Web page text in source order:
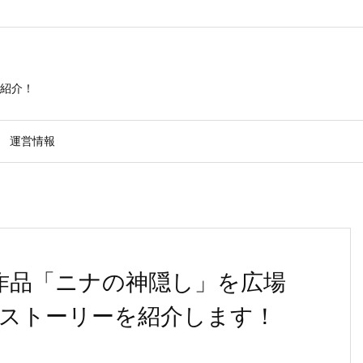
介！
運営情報
「ニナの神隠し」を広場
トーリーを紹介します！